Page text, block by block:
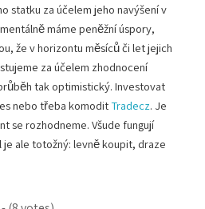
statku za účelem jeho navýšení v
máme peněžní úspory,
že v horizontu měsíců či let jejich
za účelem zhodnocení
tak optimistický. Investovat
nebo třeba komodit Tradecz. Je
se rozhodneme. Všude fungují
ale totožný: levně koupit, draze